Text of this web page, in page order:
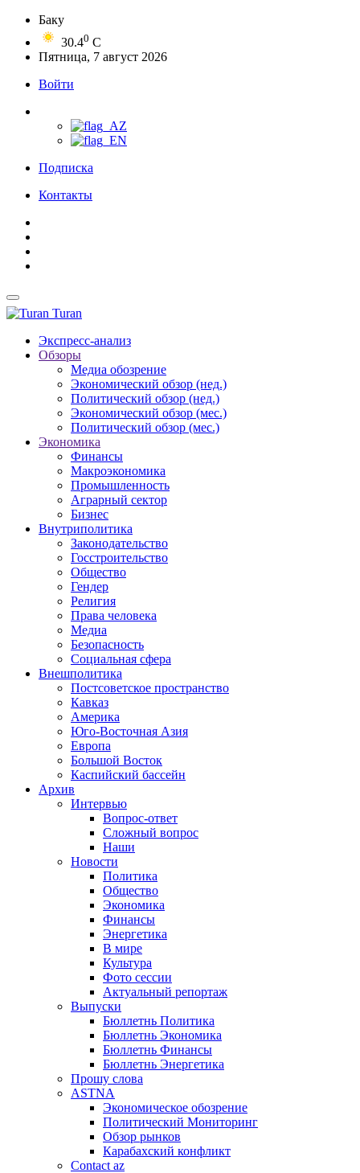
Баку
30.40 C
Пятница, 7 август 2026
Войти
Подписка
Контакты
Turan
Экспресс-анализ
Обзоры
Медиа обозрение
Экономический обзор (нед.)
Политический обзор (нед.)
Экономический обзор (мес.)
Политический обзор (мес.)
Экономика
Финансы
Макроэкономика
Промышленность
Аграрный сектор
Бизнес
Внутриполитика
Законодательство
Госстроительство
Общество
Гендер
Религия
Права человека
Медиа
Безопасность
Социальная сфера
Внешполитика
Постсоветское пространство
Кавказ
Америка
Юго-Восточная Азия
Европа
Большой Восток
Каспийский бассейн
Архив
Интервью
Вопрос-ответ
Сложный вопрос
Наши
Новости
Политика
Общество
Экономика
Финансы
Энергетика
В мире
Культура
Фото сессии
Актуальный репортаж
Выпуски
Бюллетнь Политика
Бюллетнь Экономика
Бюллетнь Финансы
Бюллетнь Энергетика
Прошу слова
ASTNA
Экономическое обозрение
Политический Мониторинг
Обзор рынков
Карабахский конфликт
Contact az